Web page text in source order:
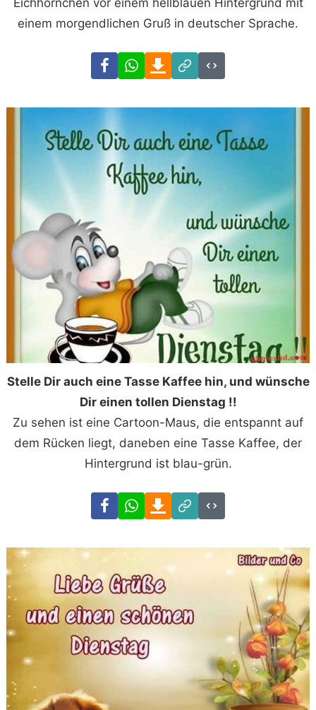
einem morgendlichen Gruß in deutscher Sprache.
FacebookWhatsAppDownload
Link
Code
Stelle Dir auch eine Tasse Kaffee hin, und wünsche
Dir einen tollen Dienstag !!
Zu sehen ist eine Cartoon-Maus, die entspannt auf
dem Rücken liegt, daneben eine Tasse Kaffee, der
Hintergrund ist blau-grün.
FacebookWhatsAppDownload
Link
Code